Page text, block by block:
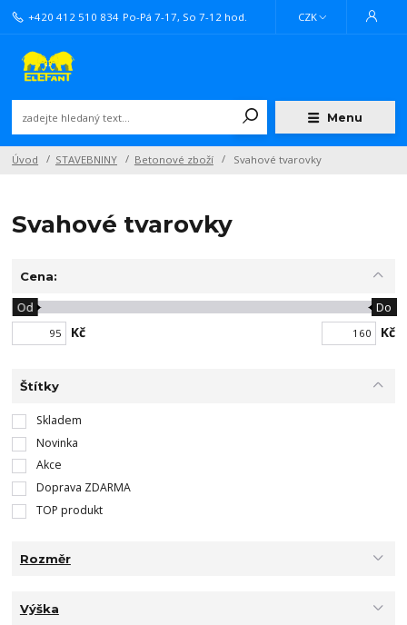
Menu
CZK
+420 412 510 834 Po-Pá 7-17, So 7-12 hod.
Úvod STAVEBNINY Betonové zboží Svahové tvarovky
Svahové tvarovky
Cena:
Kč
Od Do
Kč
Štítky
Skladem
Novinka
Akce
Doprava ZDARMA
TOP produkt
Rozměr
Výška